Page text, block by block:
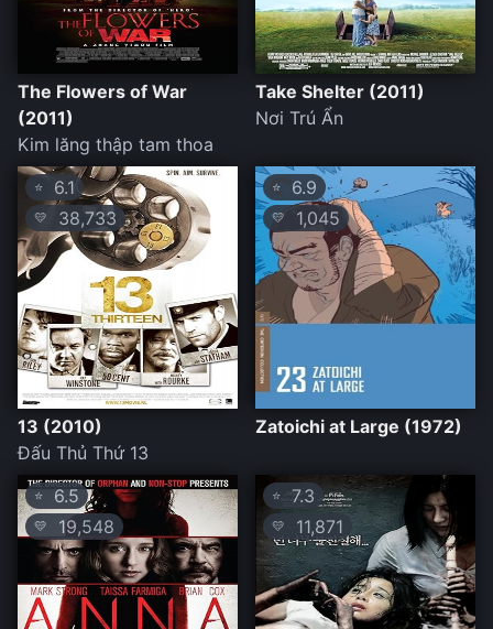
The Flowers of War
(2011)
Kim lăng thập tam thoa
Take Shelter (2011)
Nơi Trú Ẩn
⭐ 6.1
💛 38,733
13 (2010)
Đấu Thủ Thứ 13
⭐ 6.9
💛 1,045
Zatoichi at Large (1972)
⭐ 6.5
💛 19,548
⭐ 7.3
💛 11,871